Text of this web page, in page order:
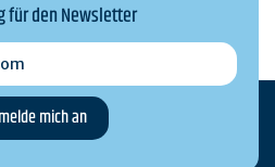
für den Newsletter